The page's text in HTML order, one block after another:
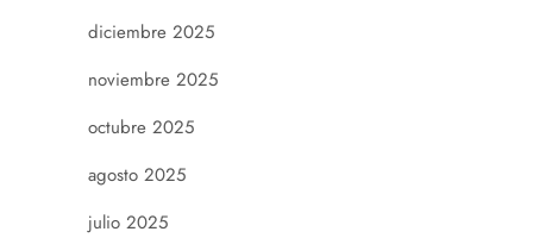
diciembre 2025
noviembre 2025
octubre 2025
agosto 2025
julio 2025